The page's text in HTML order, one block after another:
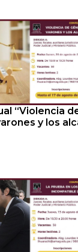
“Violencia
y los